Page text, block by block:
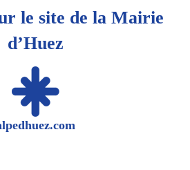
le site de la Mairie
d’Huez